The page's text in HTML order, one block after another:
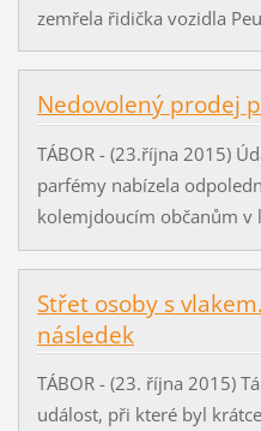
zemřela řidička vozidla
Nedovolený prodej
TÁBOR - (23.října 2015)
parfémy nabízela
kolemjdoucím občanům v
Střet osoby s
následek
TÁBOR - (23. října 2015)
událost, při které byl